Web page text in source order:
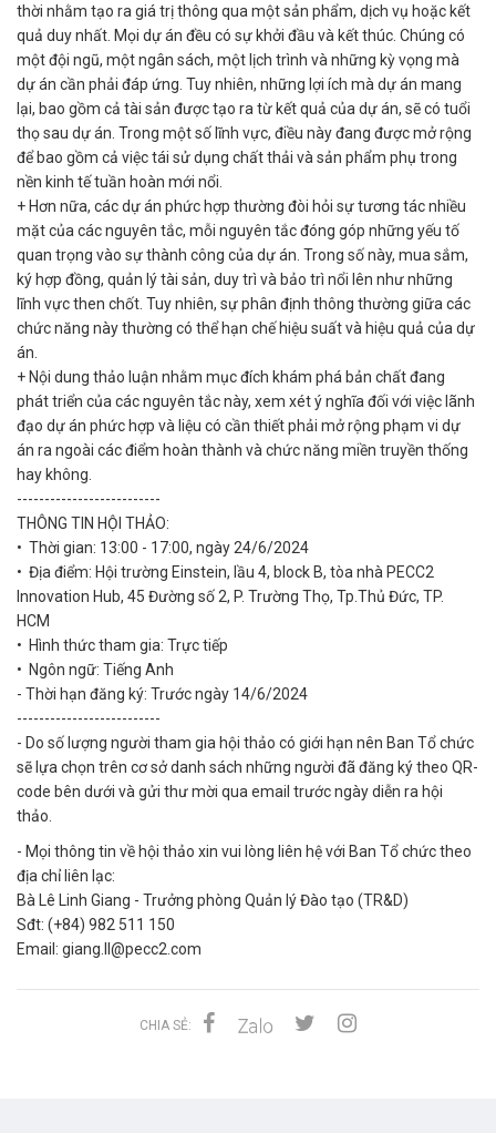
thời nhằm tạo ra giá trị thông qua một sản phẩm, dịch vụ hoặc kết
quả duy nhất. Mọi dự án đều có sự khởi đầu và kết thúc. Chúng có
một đội ngũ, một ngân sách, một lịch trình và những kỳ vọng mà
dự án cần phải đáp ứng. Tuy nhiên, những lợi ích mà dự án mang
lại, bao gồm cả tài sản được tạo ra từ kết quả của dự án, sẽ có tuổi
thọ sau dự án. Trong một số lĩnh vực, điều này đang được mở rộng
để bao gồm cả việc tái sử dụng chất thải và sản phẩm phụ trong
nền kinh tế tuần hoàn mới nổi.
+ Hơn nữa, các dự án phức hợp thường đòi hỏi sự tương tác nhiều
mặt của các nguyên tắc, mỗi nguyên tắc đóng góp những yếu tố
quan trọng vào sự thành công của dự án. Trong số này, mua sắm,
ký hợp đồng, quản lý tài sản, duy trì và bảo trì nổi lên như những
lĩnh vực then chốt. Tuy nhiên, sự phân định thông thường giữa các
chức năng này thường có thể hạn chế hiệu suất và hiệu quả của dự
án.
+ Nội dung thảo luận nhằm mục đích khám phá bản chất đang
phát triển của các nguyên tắc này, xem xét ý nghĩa đối với việc lãnh
đạo dự án phức hợp và liệu có cần thiết phải mở rộng phạm vi dự
án ra ngoài các điểm hoàn thành và chức năng miền truyền thống
hay không.
--------------------------
THÔNG TIN HỘI THẢO:
• Thời gian: 13:00 - 17:00, ngày 24/6/2024
• Địa điểm: Hội trường Einstein, lầu 4, block B, tòa nhà PECC2
Innovation Hub, 45 Đường số 2, P. Trường Thọ, Tp.Thủ Đức, TP.
HCM
• Hình thức tham gia: Trực tiếp
• Ngôn ngữ: Tiếng Anh
- Thời hạn đăng ký: Trước ngày 14/6/2024
--------------------------
- Do số lượng người tham gia hội thảo có giới hạn nên Ban Tổ chức
sẽ lựa chọn trên cơ sở danh sách những người đã đăng ký theo QR-
code bên dưới và gửi thư mời qua email trước ngày diễn ra hội
thảo.
- Mọi thông tin về hội thảo xin vui lòng liên hệ với Ban Tổ chức theo
địa chỉ liên lạc:
Bà Lê Linh Giang - Trưởng phòng Quản lý Đào tạo (TR&D)
Sđt: (+84) 982 511 150
Email: giang.ll@pecc2.com
CHIA SẺ: